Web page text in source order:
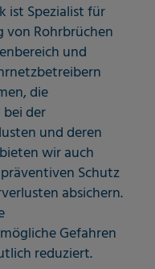
ist Spezialist für
von Rohrbrüchen
und
die
der
und deren
wir auch
Schutz
absichern.
Gefahren
reduziert.